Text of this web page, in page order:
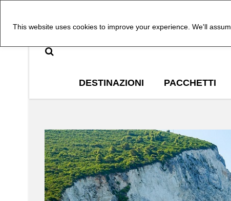
This website uses cookies to improve your experience. We'll
DESTINAZIONI PACCHETTI